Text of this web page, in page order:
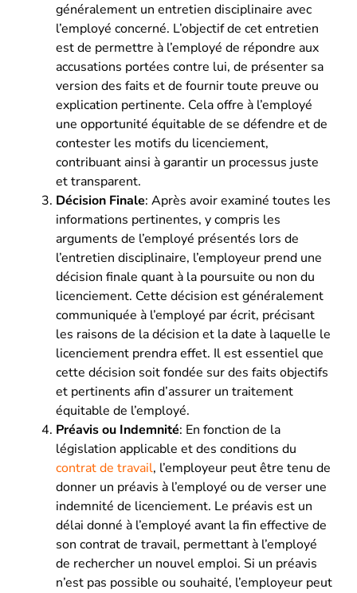
généralement un entretien disciplinaire avec
l’employé concerné. L’objectif de cet entretien
est de permettre à l’employé de répondre aux
accusations portées contre lui, de présenter sa
version des faits et de fournir toute preuve ou
explication pertinente. Cela offre à l’employé
une opportunité équitable de se défendre et de
contester les motifs du licenciement,
contribuant ainsi à garantir un processus juste
et transparent.
Décision Finale: Après avoir examiné toutes les
informations pertinentes, y compris les
arguments de l’employé présentés lors de
l’entretien disciplinaire, l’employeur prend une
décision finale quant à la poursuite ou non du
licenciement. Cette décision est généralement
communiquée à l’employé par écrit, précisant
les raisons de la décision et la date à laquelle le
licenciement prendra effet. Il est essentiel que
cette décision soit fondée sur des faits objectifs
et pertinents afin d’assurer un traitement
équitable de l’employé.
Préavis ou Indemnité: En fonction de la
législation applicable et des conditions du
contrat de travail, l’employeur peut être tenu de
donner un préavis à l’employé ou de verser une
indemnité de licenciement. Le préavis est un
délai donné à l’employé avant la fin effective de
son contrat de travail, permettant à l’employé
de rechercher un nouvel emploi. Si un préavis
n’est pas possible ou souhaité, l’employeur peut